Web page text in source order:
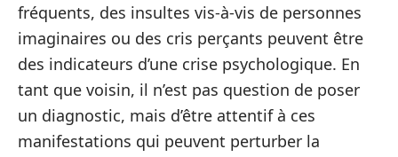
fréquents, des insultes vis-à-vis de personnes
imaginaires ou des cris perçants peuvent être
des indicateurs d’une crise psychologique. En
tant que voisin, il n’est pas question de poser
un diagnostic, mais d’être attentif à ces
manifestations qui peuvent perturber la